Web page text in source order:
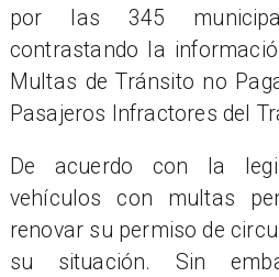
por las 345
contrastando la
Multas de Tránsito no
Pasajeros Infractores del
De acuerdo con la
vehículos con multas
renovar su permiso de
su situación. Sin